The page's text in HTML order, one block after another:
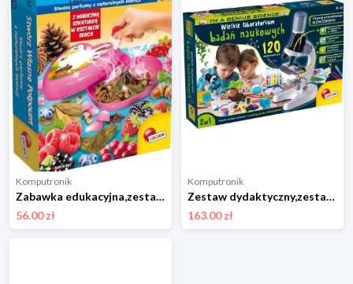
Komputronik
Zabawka edukacyjna,zestaw artystyczny Lisciani Mały Geniusz Stwórz Własne Potpourri 54848
56.00 zł
Komputronik
Zestaw dydaktyczny,zestaw naukowy Lisciani Im a Genius Science Zestaw Naukowy
163.00 zł